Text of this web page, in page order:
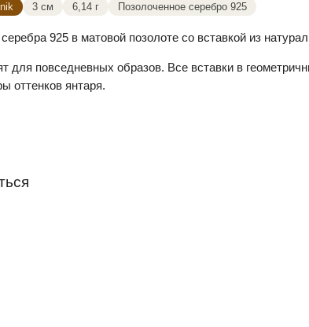
3 см 6,14 г Позолоченное серебро 925
925 в матовой позолоте со вставкой из
для повседневных образов. Все вставки в
оттенков янтаря.